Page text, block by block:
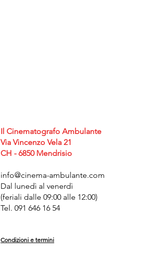
Il Cinematografo Ambulante
Via Vincenzo Vela 21
CH - 6850 Mendrisio
info@cinema-ambulante.com
Dal lunedì al venerdì
(feriali dalle 09:00 alle 12:00)
Tel. 091 646 16 54
Condizioni e termini